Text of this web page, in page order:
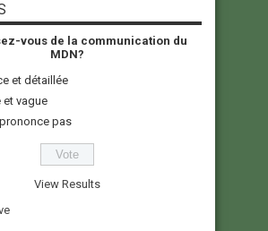
vous de la communication du
MDN?
et détaillée
et vague
pas
View Results